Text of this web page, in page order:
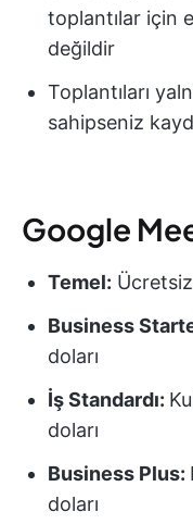
toplantılar için
değildir
Toplantıları
sahipseniz
Google
Temel: Ücretsiz
Business
doları
İş Standardı:
doları
Business Plus:
doları